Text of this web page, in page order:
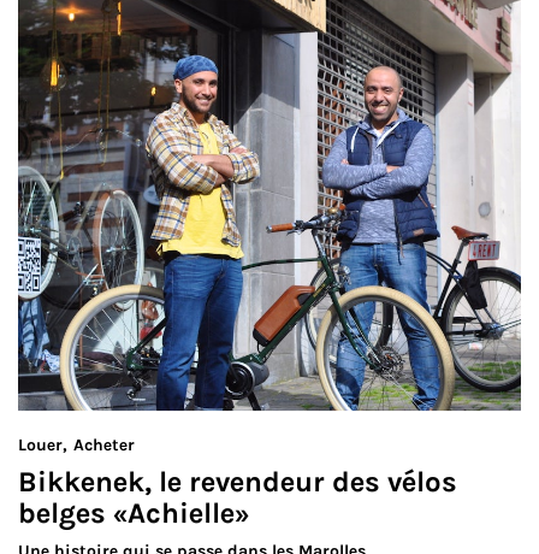
Louer Acheter
Bikkenek, le revendeur des vélos
belges «Achielle»